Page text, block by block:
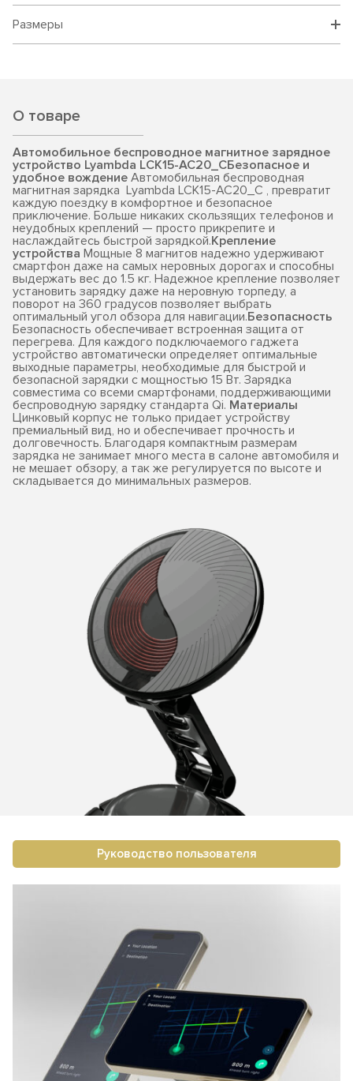
Размеры
О товаре
Автомобильное беспроводное магнитное зарядное
устройство Lyambda LCK15-AC20_CБезопасное и
удобное вождение Автомобильная беспроводная
магнитная зарядка Lyambda LCK15-AC20_C , превратит
каждую поездку в комфортное и безопасное
приключение. Больше никаких скользящих телефонов и
неудобных креплений — просто прикрепите и
наслаждайтесь быстрой зарядкой.Крепление
устройства Мощные 8 магнитов надежно удерживают
смартфон даже на самых неровных дорогах и способны
выдержать вес до 1.5 кг. Надежное крепление позволяет
установить зарядку даже на неровную торпеду, а
поворот на 360 градусов позволяет выбрать
оптимальный угол обзора для навигации.Безопасность
Безопасность обеспечивает встроенная защита от
перегрева. Для каждого подключаемого гаджета
устройство автоматически определяет оптимальные
выходные параметры, необходимые для быстрой и
безопасной зарядки с мощностью 15 Вт. Зарядка
совместима со всеми смартфонами, поддерживающими
беспроводную зарядку стандарта Qi. Материалы
Цинковый корпус не только придает устройству
премиальный вид, но и обеспечивает прочность и
долговечность. Благодаря компактным размерам
зарядка не занимает много места в салоне автомобиля и
не мешает обзору, а так же регулируется по высоте и
складывается до минимальных размеров.
Руководство пользователя